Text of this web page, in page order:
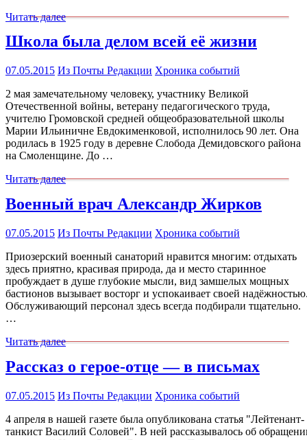
Читать далее
Школа была делом всей её жизни
07.05.2015 Из Почты Редакции Хроника событий
2 мая замечательному человеку, участнику Великой
Отечественной войны, ветерану педагогического труда,
учителю Громовской средней общеобразовательной школы
Марии Ильиничне Евдокименковой, исполнилось 90 лет. Она
родилась в 1925 году в деревне Слобода Демидовского района
на Смоленщине. До …
Читать далее
Военный врач Александр Жирков
07.05.2015 Из Почты Редакции Хроника событий
Приозерский военный санаторий нравится многим: отдыхать
здесь приятно, красивая природа, да и место старинное
пробуждает в душе глубокие мысли, вид замшелых мощных
бастионов вызывает восторг и успокаивает своей
Обслуживающий персонал здесь всегда подбирали тщательно.
…
Читать далее
Рассказ о герое-отце — в письмах
07.05.2015 Из Почты Редакции Хроника событий
4 апреля в нашей газете была опубликована статья "Лейтенант-
танкист Василий Соловей". В ней рассказывалось об